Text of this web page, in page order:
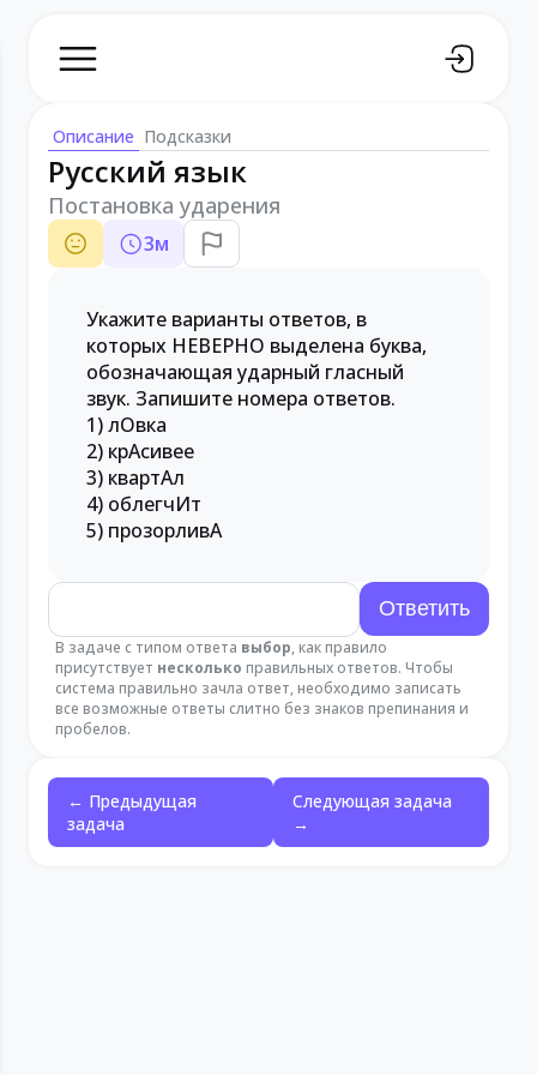
Описание Подсказки
Русский язык
Постановка ударения
3м
Укажите варианты ответов, в
которых НЕВЕРНО выделена буква,
обозначающая ударный гласный
звук. Запишите номера ответов.
1) лОвка
2) крАсивее
3) квартАл
4) облегчИт
5) прозорливА
В задаче с типом ответа выбор, как правило
присутствует несколько правильных ответов. Чтобы
система правильно зачла ответ, необходимо записать
все возможные ответы слитно без знаков препинания и
пробелов.
← Предыдущая
задача
Следующая задача
→